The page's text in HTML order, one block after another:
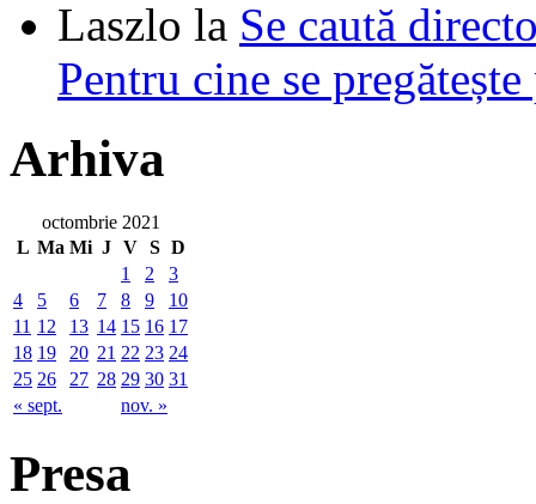
Laszlo la Se caută
Pentru cine se
Arhiva
octombrie 2021
L Ma Mi J V S D
« sept. nov. »
1 2
3
4
5 6 7 8 9
10
11 12 13 14 15 16 17
18 19 20 21 22 23 24
25 26 27 28 29 30 31
Presa